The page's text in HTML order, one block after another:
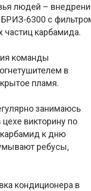
людей –
6300 с
карбамида.
команды
в
пламя.
занимаюсь
викторину по
карбамид к дню
ребусы,
кондиционера в